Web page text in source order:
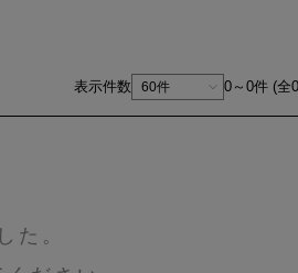
表示件数 0～0件 (全
た。